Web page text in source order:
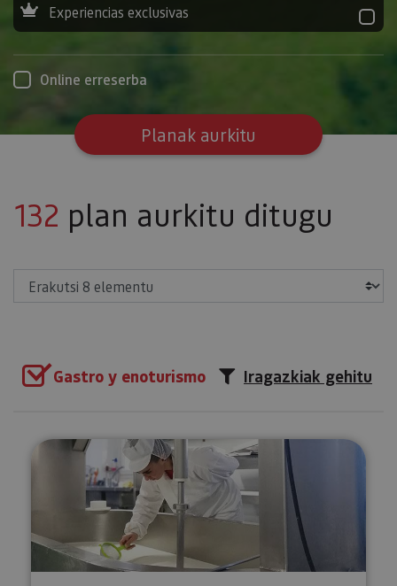
Experiencias exclusivas
Online erreserba
Planak aurkitu
132 plan aurkitu ditugu
Gastro y enoturismo Iragazkiak gehitu
Bisita gidatua gaztandegira